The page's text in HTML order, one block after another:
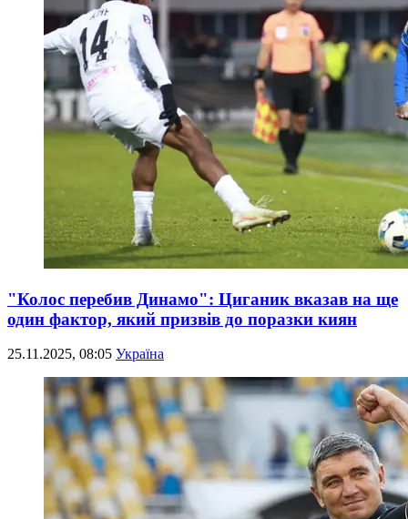
"Колос перебив Динамо": Циганик вказав на ще
один фактор, який призвів до поразки киян
25.11.2025, 08:05 Україна